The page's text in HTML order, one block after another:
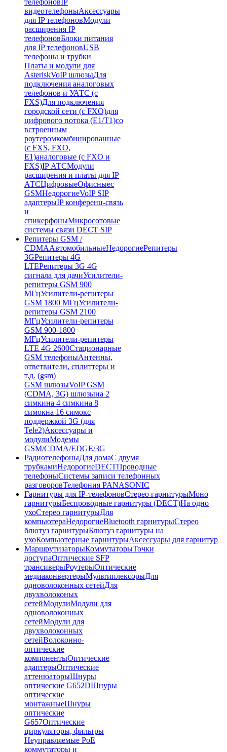
видеотелефоныАксессуары
для IP телефоновМодули
расширения IP
телефоновБлоки питания
для IP телефоновUSB
телефоны и трубки
Платы и модули для
AsteriskVoIP шлюзыДля
подключения аналоговых
телефонов и УАТС (с
FXS)Для подключения
городской сети (с FXO)для
цифрового потока (E1/T1)со
встроенным
роутеромкомбинированные
(c FXS, FXO,
E1)аналоговые (с FXO и
FXS)IP АТСМодули
расширения и платы для IP
АТСЦифровыеОфисныес
GSMНедорогиеVoIP SIP
адаптерыIP конференц-связь
и
спикерфоныМикросотовые
системы связи DECT SIP
Репитеры GSM /
CDMAАвтомобильныеНедорогиеРепитеры
3GРепитеры 4G
LTEРепитеры 3G 4G
сигнала для дачиУсилители-
репитеры GSM 900
МГцУсилители-репитеры
GSM 1800 МГцУсилители-
репитеры GSM 2100
МГцУсилители-репитеры
GSM 900-1800
МГцУсилители-репитеры
LTE 4G 2600Стационарные
GSM телефоныАнтенны,
ответвители, сплиттеры и
т.д. (gsm)
GSM шлюзыVoIP GSM
(CDMA, 3G) шлюзына 2
симкина 4 симкина 8
симокна 16 симокс
поддержкой 3G (для
Tele2)Аксессуары и
модулиМодемы
GSM/CDMA/EDGE/3G
РадиотелефоныДля домаС двумя
трубкамиНедорогиеDECTПроводные
телефоныСистемы записи телефонных
разговоровТелефония PANASONIC
Гарнитуры для IP-телефоновСтерео гарнитурыМоно
гарнитурыБеспроводные гарнитуры (DECT)На одно
ухоСтерео гарнитурыДля
компьютераНедорогиеBluetooth гарнитурыСтерео
блютуз гарнитурыБлютуз гарнитуры на
ухоКомпьютерные гарнитурыАксессуары для гарнитур
МаршрутизаторыКоммутаторыТочки
доступаОптические SFP
трансиверыРоутерыОптические
медиаконвертерыМультиплексорыДля
одноволоконных сетейДля
двухволоконых
сетейМодулиМодули для
одноволоконных
сетейМодули для
двухволоконных
сетейВолоконно-
оптические
компонентыОптические
адаптерыОптические
аттенюаторыШнуры
оптические G652DШнуры
оптические
монтажныеШнуры
оптические
G657Оптические
циркуляторы, фильтры
Неуправляемые PoE
коммутаторы и